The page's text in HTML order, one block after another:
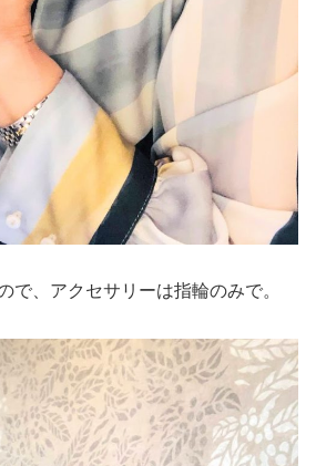
で、アクセサリーは指輪のみで。